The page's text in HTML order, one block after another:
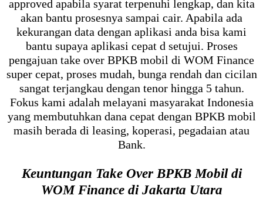
approved apabila syarat terpenuhi lengkap, dan kita
akan bantu prosesnya sampai cair. Apabila ada
kekurangan data dengan aplikasi anda bisa kami
bantu supaya aplikasi cepat d setujui. Proses
pengajuan take over BPKB mobil di WOM Finance
super cepat, proses mudah, bunga rendah dan cicilan
sangat terjangkau dengan tenor hingga 5 tahun.
Fokus kami adalah melayani masyarakat Indonesia
yang membutuhkan dana cepat dengan BPKB mobil
masih berada di leasing, koperasi, pegadaian atau
Bank.
Keuntungan Take Over BPKB Mobil di
WOM Finance di Jakarta Utara